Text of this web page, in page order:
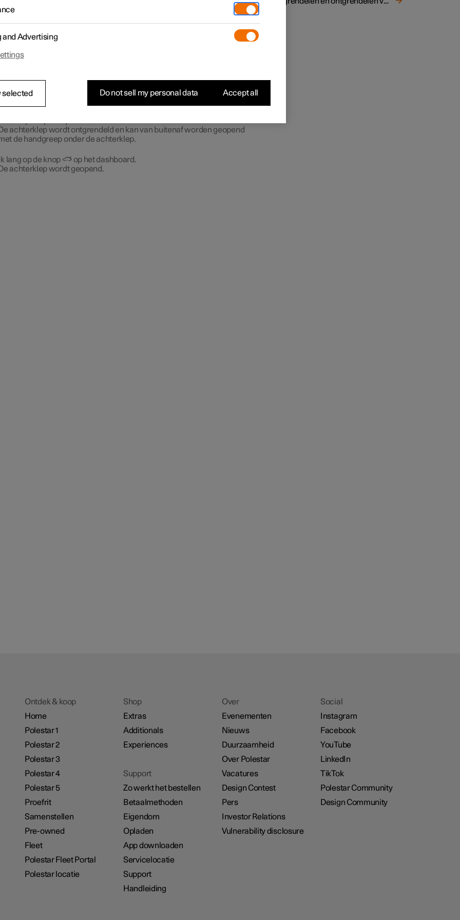
kan vanaf de binnenzijde worden ontgrendeld met een knop
stuurwiel op het dashboard.
De achterklep wordt ontgrendeld en kan van buitenaf worden geopend
de handgreep onder de achterklep.
lang op de knop
op het dashboard.
De achterklep wordt geopend.
Ontdek & koop
Home
Polestar 1
Polestar 2
Polestar 3
Polestar 4
Polestar 5
Proefrit
Samenstellen
Pre-owned
Fleet
Polestar Fleet Portal
Polestar locatie
Shop
Extras
Additionals
Experiences
Support
Zo werkt het bestellen
Betaalmethoden
Eigendom
Opladen
App downloaden
Servicelocatie
Support
Handleiding
Over
Evenementen
Nieuws
Duurzaamheid
Over Polestar
Vacatures
Design Contest
Pers
Investor Relations
Vulnerability disclosure
Social
Instagram
Facebook
YouTube
LinkedIn
TikTok
Polestar Community
Design Community
and Advertising
selected Do not sell my personal data Accept all